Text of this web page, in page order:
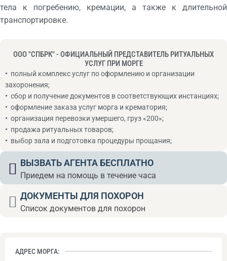
тела к погребению, кремации, а также к длительной
транспортировке.
ООО "СПБРК" - ОФИЦИАЛЬНЫЙ ПРЕДСТАВИТЕЛЬ РИТУАЛЬНЫХ
УСЛУГ ПРИ МОРГЕ
• полный комплекс услуг по оформлению и организации
захоронения;
• сбор и получение документов в соответствующих инстанциях;
• оформление заказа услуг морга и крематория;
• организация перевозки умершего, груз «200»;
• продажа ритуальных товаров;
• выбор зала и подготовка процедуры прощания;
ВЫЗВАТЬ АГЕНТА БЕСПЛАТНО
Приедем на помощь в течение часа
ДОКУМЕНТЫ ДЛЯ ПОХОРОН
Список документов для похорон
АДРЕС МОРГА: